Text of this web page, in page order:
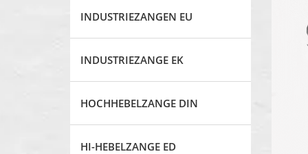
INDUSTRIEZANGEN EU
INDUSTRIEZANGE EK
HOCHHEBELZANGE DIN
HI-HEBELZANGE ED